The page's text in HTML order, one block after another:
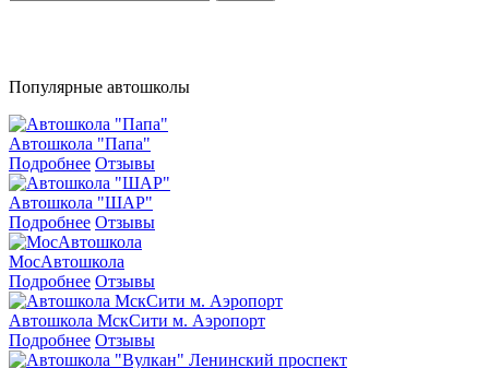
Популярные автошколы
Автошкола "Папа"
Подробнее Отзывы
Автошкола "ШАР"
Подробнее Отзывы
МосАвтошкола
Подробнее Отзывы
Автошкола МскСити м. Аэропорт
Подробнее Отзывы